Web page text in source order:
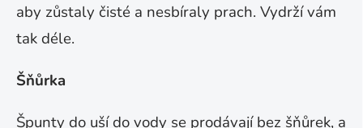
aby zůstaly čisté a nesbíraly prach. Vydrží vám
tak déle.
Šňůrka
Špunty do uší do vody se prodávají bez šňůrek, a